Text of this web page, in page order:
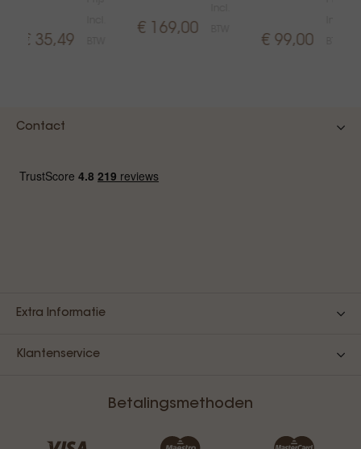
€ 35,49
€ 169,00
€ 99,00
Contact
Extra Informatie
Klantenservice
Betalingsmethoden